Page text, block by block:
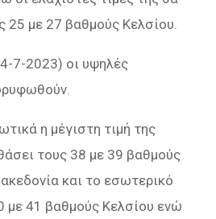
25 με 27 βαθμούς Κελσίου.
7-2023) οι υψηλές
η μέγιστη τιμή της
τους 38 με 39 βαθμούς
και το εσωτερικό
με 41 βαθμούς Κελσίου ενώ